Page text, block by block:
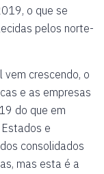
o que se
pelos norte-
vem crescendo, o
e as empresas
do que em
e
consolidados
mas esta é a